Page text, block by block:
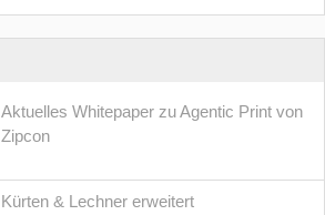
Aktuelles Whitepaper zu Agentic Print von
Zipcon
Kürten & Lechner erweitert